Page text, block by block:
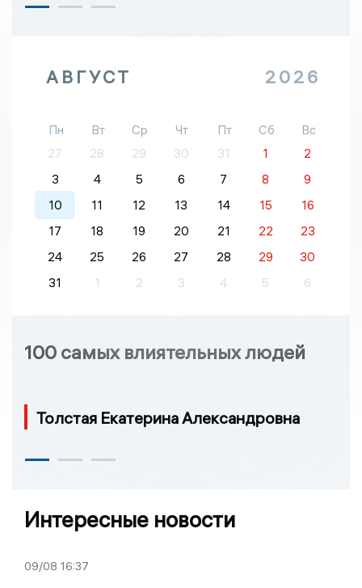
АВГУСТ 2026
Пн Вт Ср Чт Пт Сб
Вс
27
28 29 30 31 1
2
3
4 5 6 7 8
9
10
11 12 13 14 15
16
17
18 19 20 21 22
23
24
25 26 27 28 29
30
31
1 2 3 4 5 6
100 самых влиятельных людей
Толстая Екатерина Александровна
Интересные новости
09/08 16:37